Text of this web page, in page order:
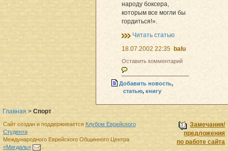
народу боксера,
которым все могли бы
гордиться!».
Читать статью
18.07.2002 22:35 balu
Оставить комментарий
Добавить новость,
статью,книгу
Главная > Спорт
Замечания/
предложения
по работе сайта
Сайт создан и поддерживается Клубом Еврейского
Студента
Международного Еврейского Общинного Центра
«Мигдаль»
.